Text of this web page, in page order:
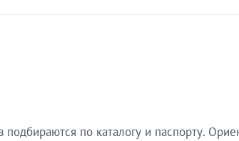
по каталогу и паспорту.